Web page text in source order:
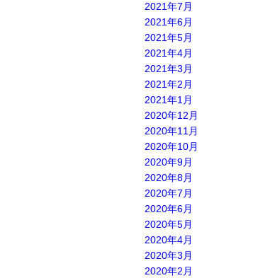
2021年7月
2021年6月
2021年5月
2021年4月
2021年3月
2021年2月
2021年1月
2020年12月
2020年11月
2020年10月
2020年9月
2020年8月
2020年7月
2020年6月
2020年5月
2020年4月
2020年3月
2020年2月